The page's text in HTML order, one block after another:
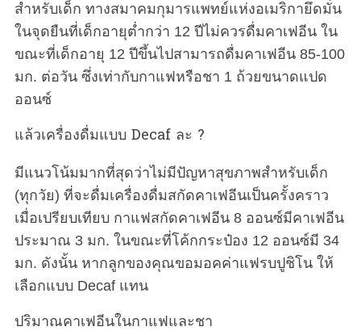
สำหรับเด็ก ทางสมาคมกุมารแพทย์แห่งอเมริกายึดมั่น
ในจุดยืนที่เด็กอายุต่ำกว่า 12 ปีไม่ควรดื่มคาเฟอีน ใน
ขณะที่เด็กอายุ 12 ปีขึ้นไปสามารถดื่มคาเฟอีน 85-100
มก. ต่อวัน ซึ่งเท่ากับกาแฟหรือชา 1 ถ้วยขนาดแปด
ออนซ์
แล้วเครื่องดื่มแบบ Decaf ละ ?
มีแนวโน้มมากที่สุดว่าไม่มีปัญหาสุขภาพสำหรับเด็ก
(ทุกวัย) ที่จะดื่มเครื่องดื่มสกัดคาเฟอีนเป็นครั้งคราว
เมื่อเปรียบเทียบ กาแฟสกัดคาเฟอีน 8 ออนซ์มีคาเฟอีน
ประมาณ 3 มก. ในขณะที่โค้กกระป๋อง 12 ออนซ์มี 34
มก. ดังนั้น หากลูกของคุณขอมอคค่าแฟรบปูชิโน ให้
เลือกแบบ Decaf แทน
ปริมาณคาเฟอีนในกาแฟและชา